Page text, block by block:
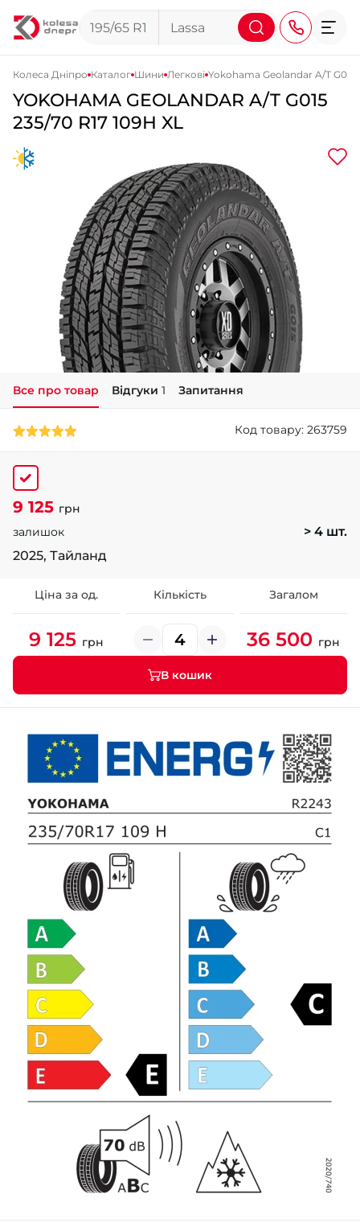
+38 (067) 113-44-44
+38 (095) 276-44-44
+38 (067) 911-14-14
- на Щепкіна
+38 (098) 911-911-0
- на Тополі
+38 (098) 911-911-4
- на Калиновій
+38 (077) 7-184-184
- Донецьке шосе
+38 (050)-911-911-2
+38 (099)-643-33-77
Колеса Дніпро Каталог Шини Легкові Yokohama Geolandar A/T G015
YOKOHAMA GEOLANDAR A/T G015
235/70 R17 109H XL
Все про товар Відгуки 1 Запитання
Код товару: 263759
9 125 грн
залишок
> 4 шт.
2025, Тайланд
Ціна за од. Кількість Загалом
9 125 грн 36 500 грн
В кошик